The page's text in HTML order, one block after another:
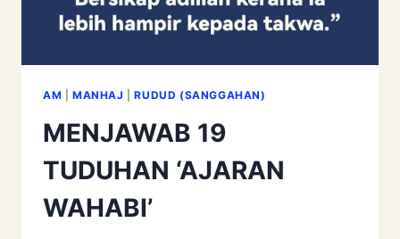
AM MANHAJ |RUDUD (SANGGAHAN)
MENJAWAB 19
TUDUHAN ‘AJARAN
WAHABI’